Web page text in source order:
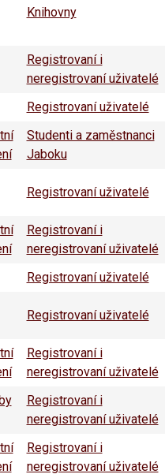
Knihovny
Registrovaní i
neregistrovaní uživatelé
Registrovaní uživatelé
Studenti a zaměstnanci
Jaboku
Registrovaní uživatelé
Registrovaní i
neregistrovaní uživatelé
Registrovaní uživatelé
Registrovaní uživatelé
Registrovaní i
neregistrovaní uživatelé
Registrovaní i
neregistrovaní uživatelé
Registrovaní i
neregistrovaní uživatelé